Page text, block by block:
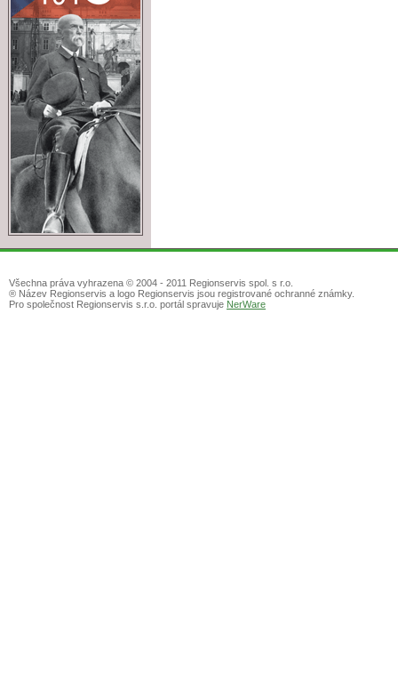
Všechna práva vyhrazena © 2004 - 2011 Regionservis spol. s r.o.
® Název Regionservis a logo Regionservis jsou registrované ochranné známky.
Pro společnost Regionservis s.r.o. portál spravuje NerWare